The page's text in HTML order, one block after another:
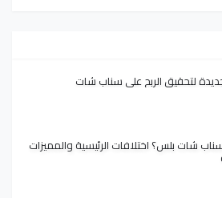
لتحقيق الربح على سناب شات
شات بلس؟ اختلافات الرئيسية والمميزات